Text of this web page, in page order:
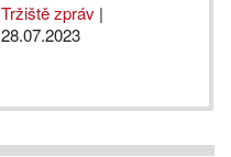
Tržiště zpráv |
28.07.2023